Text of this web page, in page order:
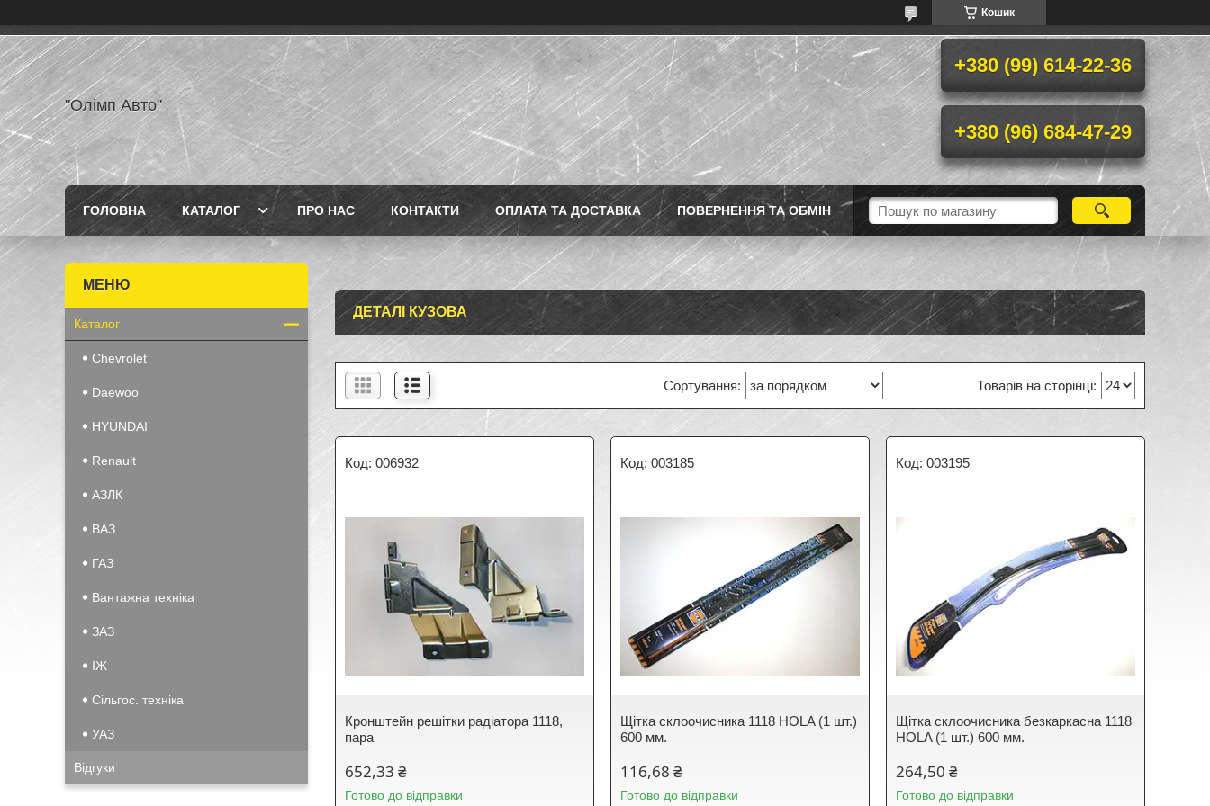
Кошик
"Олімп Авто"
+380 (99) 614-22-36
+380 (96) 684-47-29
ГОЛОВНА КАТАЛОГ ПРО НАС КОНТАКТИ ОПЛАТА ТА ДОСТАВКА ПОВЕРНЕННЯ ТА ОБМІН
ДЕТАЛІ КУЗОВА
006932
Кронштейн решітки радіатора 1118,
пара
652,33 ₴
Готово до відправки
003185
Щітка склоочисника 1118 HOLA (1 шт.)
600 мм.
116,68 ₴
Готово до відправки
003195
Щітка склоочисника безкаркасна 1118
HOLA (1 шт.) 600 мм.
264,50 ₴
Готово до відправки
Каталог
Chevrolet
Daewoo
HYUNDAI
Renault
АЗЛК
ВАЗ
ГАЗ
Вантажна техніка
ЗАЗ
IЖ
Сільгос. техніка
УАЗ
Відгуки